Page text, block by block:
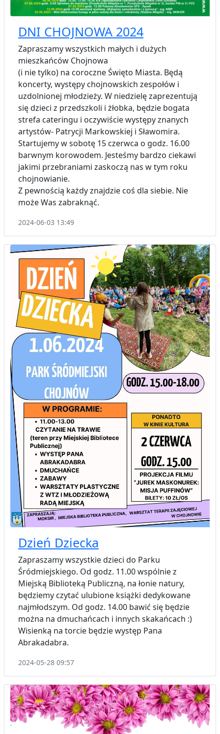
DNI CHOJNOWA 2024
Zapraszamy wszystkich małych i dużych
mieszkańców Chojnowa
(i nie tylko) na coroczne Święto Miasta. Będą
koncerty, występy chojnowskich zespołów i
uzdolnionej młodzieży. W niedzielę zaprezentują
się dzieci z przedszkoli i żłobka, będzie bogata
strefa cateringu i oczywiście występy znanych
artystów- Patrycji Markowskiej i Sławomira.
Startujemy w sobotę 15 czerwca o godz. 16.00
barwnym korowodem. Jesteśmy bardzo ciekawi
jakimi przebraniami zaskoczą nas w tym roku
chojnowianie.
Z pewnością każdy znajdzie coś dla siebie. Nie
może Was zabraknąć.
2024-06-03 13:49
Dzień Dziecka
Zapraszamy wszystkie dzieci do Parku
Śródmiejskiego. Od godz. 11.00 wspólnie z
Miejską Biblioteką Publiczną, na łonie natury,
będziemy czytać ulubione książki dedykowane
najmłodszym. Od godz. 14.00 bawić się będzie
można na dmuchańcach i innych skakańcach :)
Wisienką na torcie będzie występ Pana
Abrakadabra.
2024-05-28 09:57